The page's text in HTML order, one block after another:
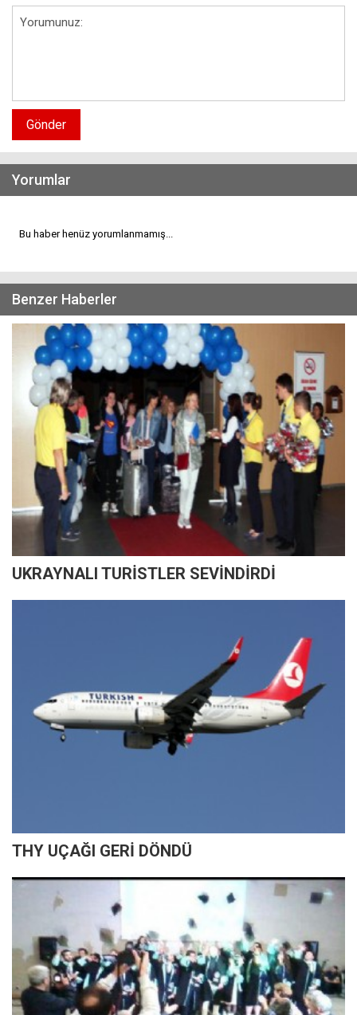
Gönder
Yorumlar
Bu haber henüz yorumlanmamış...
Benzer Haberler
UKRAYNALI TURİSTLER SEVİNDİRDİ
THY UÇAĞI GERİ DÖNDÜ